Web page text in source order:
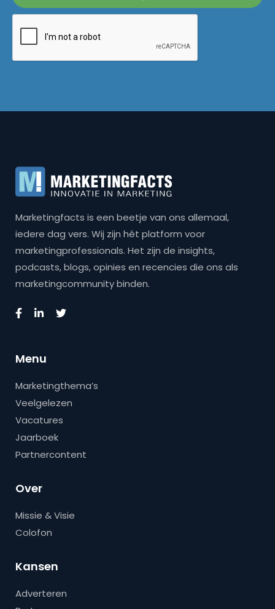
Marketingfacts is een beetje van ons allemaal,
iedere dag vers. Wij zijn hét platform voor
marketingprofessionals. Het zijn de insights,
podcasts, blogs, opinies en recencies die ons als
marketingcommunity binden.
Menu
Marketingthema’s
Veelgelezen
Vacatures
Jaarboek
Partnercontent
Over
Missie & Visie
Colofon
Kansen
Adverteren